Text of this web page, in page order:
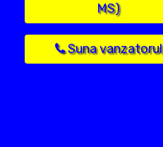
MS)
Suna vanzatorul